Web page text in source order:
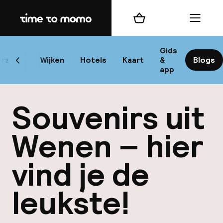
Home
Wijken Hotels Kaart
Gids
&
app
Blogs
Scroll naar links
Winkelmand Menu
Souvenirs uit
Wenen – hier
vind je de
leukste!